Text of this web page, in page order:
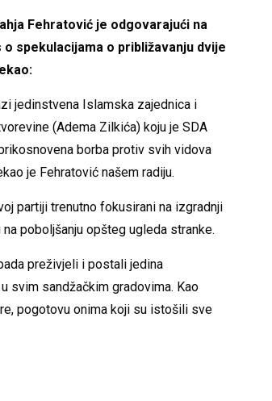
Fehratović je odgovarajući na
spekulacijama o približavanju dvije
jedinstvena Islamska zajednica i
(Adema Zilkića) koju je SDA
borba protiv svih vidova
je Fehratović našem radiju.
partiji trenutno fokusirani na izgradnji
na poboljšanju opšteg ugleda stranke.
preživjeli i postali jedina
svim sandžačkim gradovima. Kao
pogotovu onima koji su istošili sve